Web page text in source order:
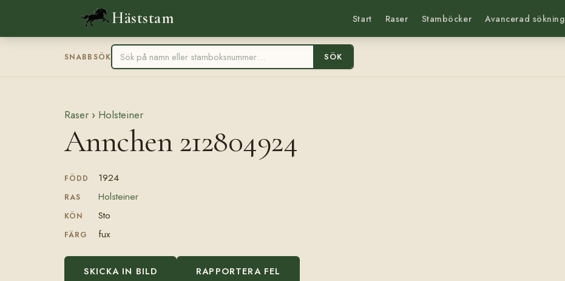
Häststam Start Raser Stamböcker Avancerad sökning
SNABBSÖK SÖK
Raser › Holsteiner
Annchen 212804924
FÖDD 1924
RAS Holsteiner
KÖN Sto
FÄRG fux
SKICKA IN BILD RAPPORTERA FEL